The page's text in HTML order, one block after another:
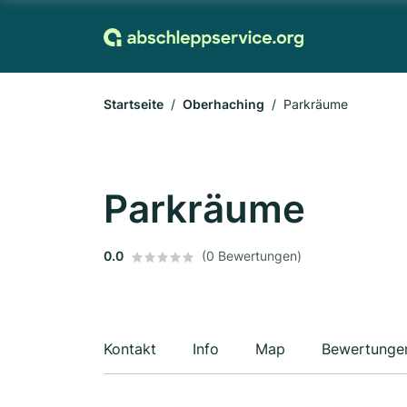
Startseite Oberhaching Parkräume
Parkräume
0.0 (0 Bewertungen)
Kontakt Info Map